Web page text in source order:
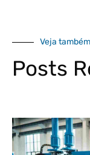
Veja também
Posts